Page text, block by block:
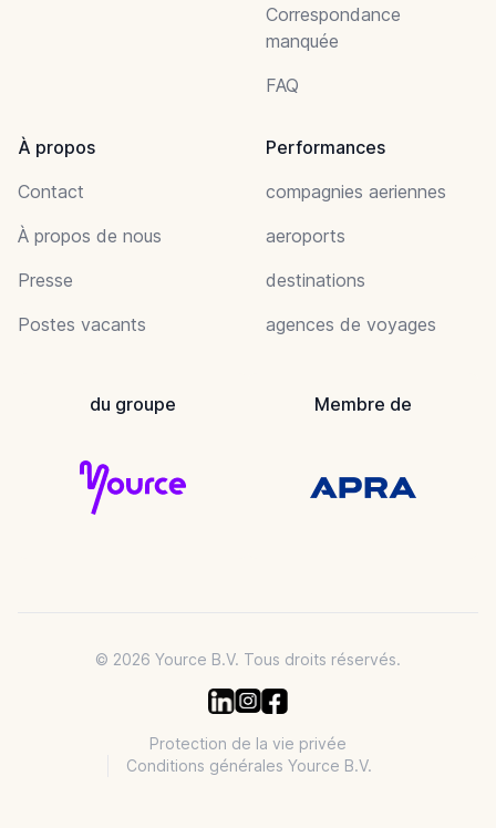
Correspondance
manquée
FAQ
À propos
Contact
À propos de nous
Presse
Postes vacants
Performances
compagnies aeriennes
aeroports
destinations
agences de voyages
du groupe Membre de
© 2026 Yource B.V. Tous droits réservés.
Protection de la vie privée
Conditions générales Yource B.V.